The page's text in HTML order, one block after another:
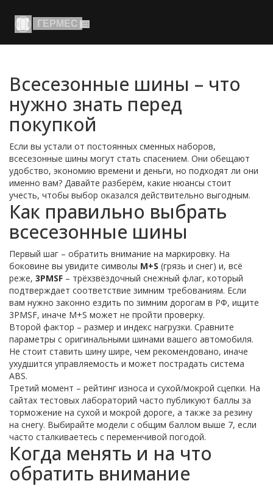
Всесезонные шины – что
нужно знать перед
покупкой
Если вы устали от постоянных сменных наборов,
всесезонные шины могут стать спасением. Они обещают
удобство, экономию времени и деньги, но подходят ли они
именно вам? Давайте разберём, какие нюансы стоит
учесть, чтобы выбор оказался действительно выгодным.
Как правильно выбрать
всесезонные шины
Первый шаг – обратить внимание на маркировку. На
боковине вы увидите символы M+S (грязь и снег) и, всё
реже, 3PMSF – трёхзвёздочный снежный флаг, который
подтверждает соответствие зимним требованиям. Если
вам нужно законно ездить по зимним дорогам в РФ, ищите
3PMSF, иначе M+S может не пройти проверку.
Второй фактор – размер и индекс нагрузки. Сравните
параметры с оригинальными шинами вашего автомобиля.
Не стоит ставить шину шире, чем рекомендовано, иначе
ухудшится управляемость и может пострадать система
ABS.
Третий момент – рейтинг износа и сухой/мокрой сцепки. На
сайтах тестовых лабораторий часто публикуют баллы за
торможение на сухой и мокрой дороге, а также за резину
на снегу. Выбирайте модели с общим баллом выше 7, если
часто сталкиваетесь с переменчивой погодой.
Когда менять и на что
обратить внимание